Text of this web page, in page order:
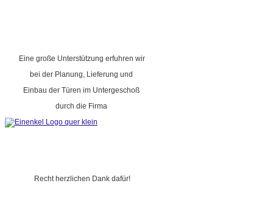
Eine große Unterstützung erfuhren wir
bei der Planung, Lieferung und
Einbau der Türen im Untergeschoß
durch die Firma
Recht herzlichen Dank dafür!